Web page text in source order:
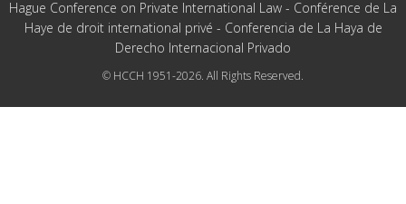
Hague Conference on Private International Law - Conférence de La
Haye de droit international privé - Conferencia de La Haya de
Derecho Internacional Privado
© HCCH 1951-2026. All Rights Reserved.